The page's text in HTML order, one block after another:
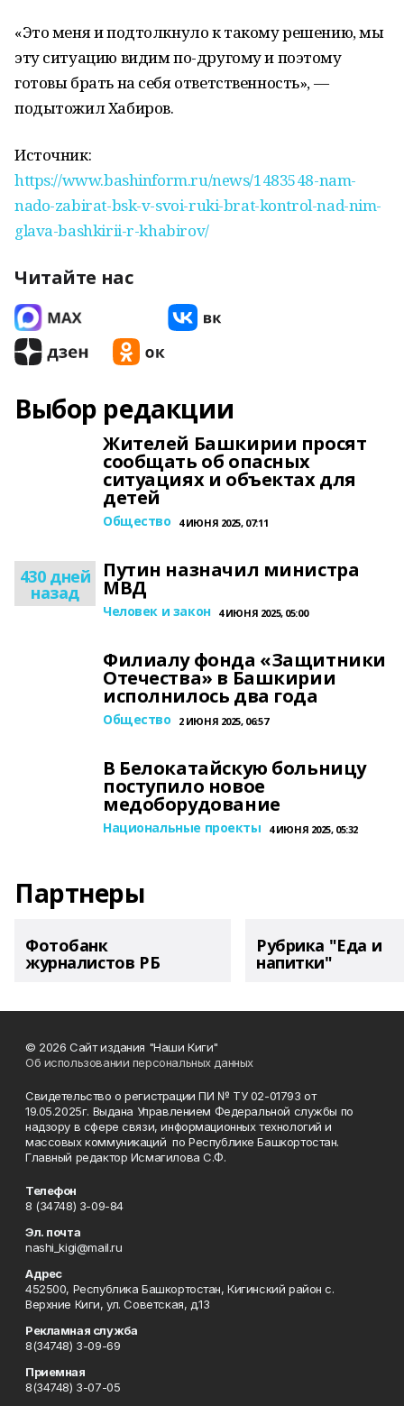
«Это меня и подтолкнуло к такому решению, мы
эту ситуацию видим по-другому и поэтому
готовы брать на себя ответственность», —
подытожил Хабиров.
Источник:
https://www.bashinform.ru/news/1483548-nam-
nado-zabirat-bsk-v-svoi-ruki-brat-kontrol-nad-nim-
glava-bashkirii-r-khabirov/
Читайте нас
Выбор редакции
Жителей Башкирии просят
сообщать об опасных
ситуациях и объектах для
детей
Общество 4 ИЮНЯ 2025, 07:11
430 дней
назад
Путин назначил министра
МВД
Человек и закон 4 ИЮНЯ 2025, 05:00
Филиалу фонда «Защитники
Отечества» в Башкирии
исполнилось два года
Общество 2 ИЮНЯ 2025, 06:57
В Белокатайскую больницу
поступило новое
медоборудование
Национальные проекты 4 ИЮНЯ 2025, 05:32
Партнеры
Фотобанк
журналистов РБ
Рубрика "Еда и
напитки"
© 2026 Сайт издания "Наши Киги"
Об использовании персональных данных
Свидетельство о регистрации ПИ № ТУ 02-01793 от
19.05.2025г. Выдана Управлением Федеральной службы по
надзору в сфере связи, информационных технологий и
массовых коммуникаций по Республике Башкортостан.
Главный редактор Исмагилова С.Ф.
Телефон
8 (34748) 3-09-84
Эл. почта
nashi_kigi@mail.ru
Адрес
452500, Республика Башкортостан, Кигинский район с.
Верхние Киги, ул. Советская, д.13
Рекламная служба
8(34748) 3-09-69
Приемная
8(34748) 3-07-05